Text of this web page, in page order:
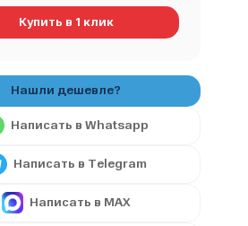
Купить в 1 клик
Написать в Whatsapp
Написать в Telegram
Написать в MAX